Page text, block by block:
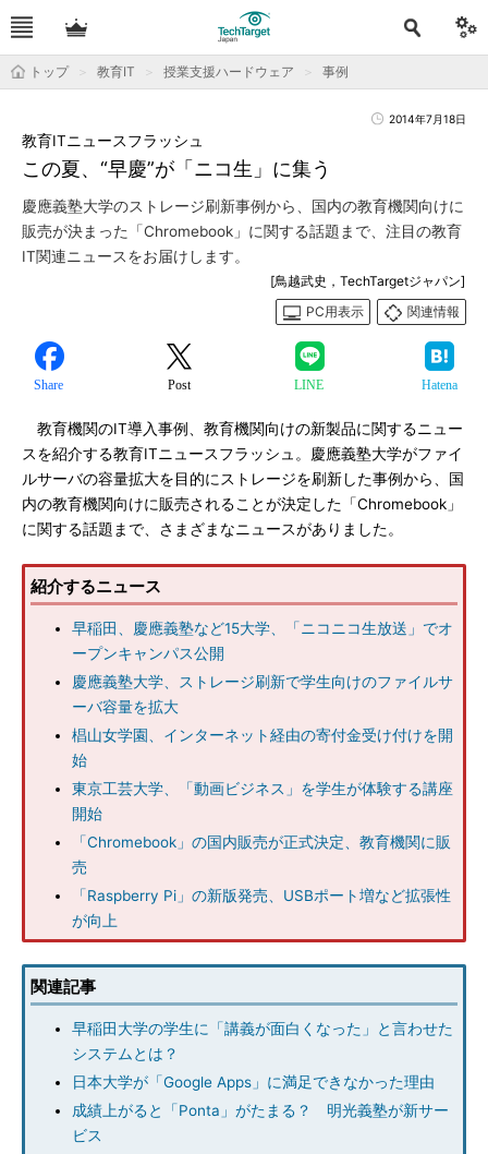
トップ 教育IT 授業支援ハードウェア 事例
2014年7月18日
この夏、“早慶”が「ニコ生」に集う
教育ITニュースフラッシュ
慶應義塾大学のストレージ刷新事例から、国内の教育機関向けに
販売が決まった「Chromebook」に関する話題まで、注目の教育
IT関連ニュースをお届けします。
[鳥越武史，TechTargetジャパン]
PC用表示
関連情報
Share Post LINE Hatena
教育機関のIT導入事例、教育機関向けの新製品に関するニュー
スを紹介する教育ITニュースフラッシュ。慶應義塾大学がファイ
ルサーバの容量拡大を目的にストレージを刷新した事例から、国
内の教育機関向けに販売されることが決定した「Chromebook」
に関する話題まで、さまざまなニュースがありました。
紹介するニュース
早稲田、慶應義塾など15大学、「ニコニコ生放送」でオ
ープンキャンパス公開
慶應義塾大学、ストレージ刷新で学生向けのファイルサ
ーバ容量を拡大
椙山女学園、インターネット経由の寄付金受け付けを開
始
東京工芸大学、「動画ビジネス」を学生が体験する講座
開始
「Chromebook」の国内販売が正式決定、教育機関に販
売
「Raspberry Pi」の新版発売、USBポート増など拡張性
が向上
関連記事
早稲田大学の学生に「講義が面白くなった」と言わせた
システムとは？
日本大学が「Google Apps」に満足できなかった理由
成績上がると「Ponta」がたまる？ 明光義塾が新サー
ビス